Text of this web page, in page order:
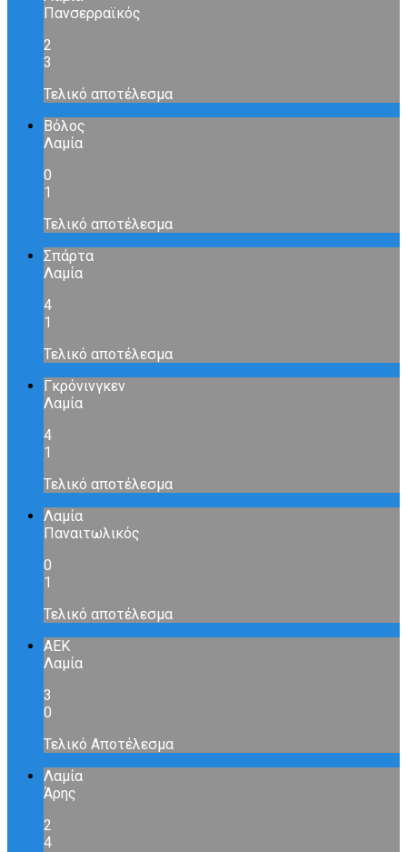
Πανσερραϊκός
2
3
Τελικό αποτέλεσμα
Βόλος
Λαμία
0
1
Τελικό αποτέλεσμα
Σπάρτα
Λαμία
4
1
Τελικό αποτέλεσμα
Γκρόνινγκεν
Λαμία
4
1
Τελικό αποτέλεσμα
Λαμία
Παναιτωλικός
0
1
Τελικό αποτέλεσμα
ΑΕΚ
Λαμία
3
0
Τελικό Αποτέλεσμα
Λαμία
Άρης
2
4